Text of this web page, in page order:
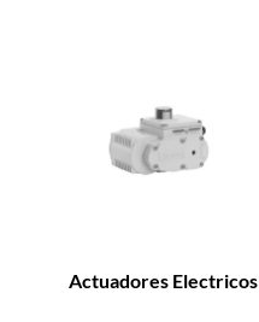
Actuadores Electricos